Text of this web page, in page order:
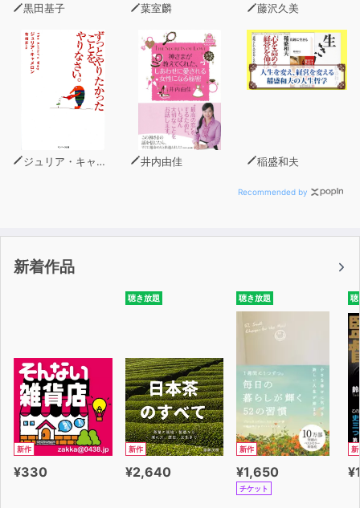
黒田基子 葉室麟 藤沢久美
ジュリア・キャメロン 井内由佳 稲盛和夫
Recommended by
新着作品
新作
¥330
聴き放題
新作
¥2,640
聴き放題
新作
¥1,650
チケット
聴
新